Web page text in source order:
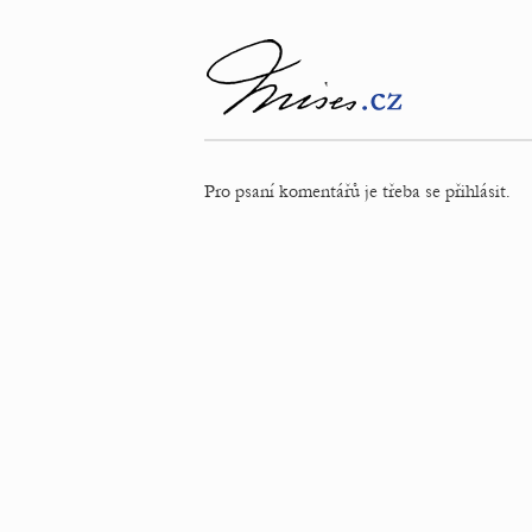
Pro psaní komentářů je třeba se přihlásit.